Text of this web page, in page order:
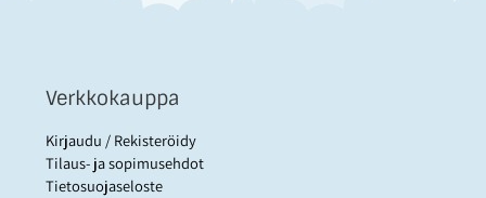
Verkkokauppa
Kirjaudu / Rekisteröidy
Tilaus- ja sopimusehdot
Tietosuojaseloste